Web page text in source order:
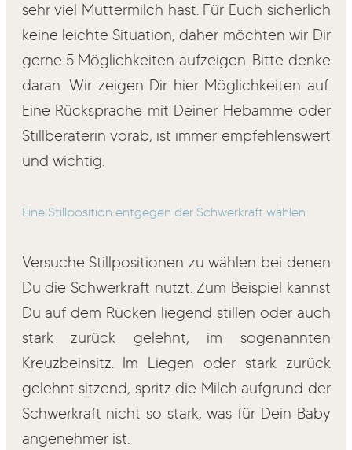
sehr viel Muttermilch hast. Für Euch sicherlich
keine leichte Situation, daher möchten wir Dir
gerne 5 Möglichkeiten aufzeigen. Bitte denke
daran: Wir zeigen Dir hier Möglichkeiten auf.
Eine Rücksprache mit Deiner Hebamme oder
Stillberaterin vorab, ist immer empfehlenswert
und wichtig.
Eine Stillposition entgegen der Schwerkraft wählen
Versuche Stillpositionen zu wählen bei denen
Du die Schwerkraft nutzt. Zum Beispiel kannst
Du auf dem Rücken liegend stillen oder auch
stark zurück gelehnt, im sogenannten
Kreuzbeinsitz. Im Liegen oder stark zurück
gelehnt sitzend, spritz die Milch aufgrund der
Schwerkraft nicht so stark, was für Dein Baby
angenehmer ist.